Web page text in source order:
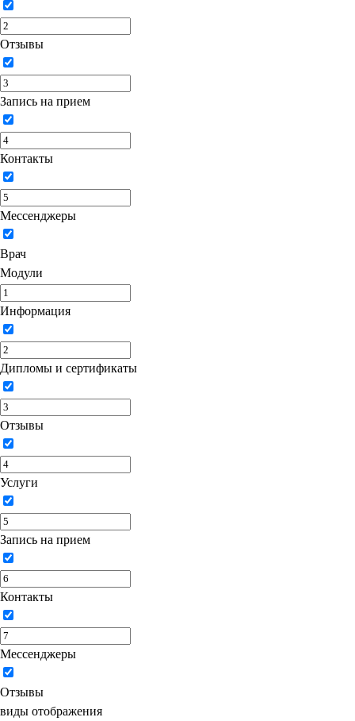
Отзывы
Запись на прием
Контакты
Мессенджеры
Врач
Модули
Информация
Дипломы и сертификаты
Отзывы
Услуги
Запись на прием
Контакты
Мессенджеры
Отзывы
виды отображения